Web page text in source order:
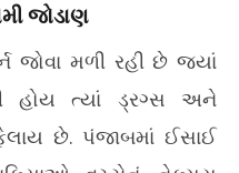
જોડાણ
જોવા મળી રહી છે જ્યાં
હોય ત્યાં ડ્રગ્સ અને
છે. પંજાબમાં ઈસાઈ